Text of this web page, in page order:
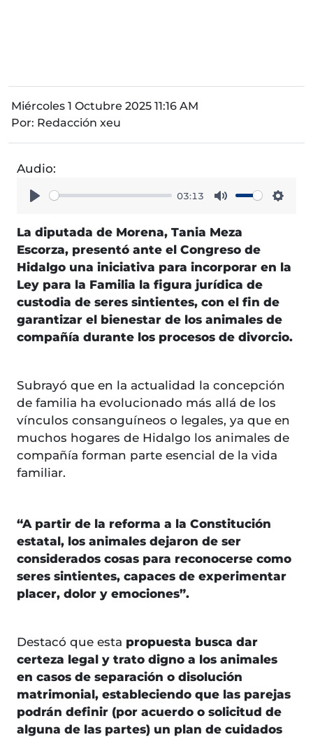
Miércoles 1 Octubre 2025 11:16 AM
Por: Redacción xeu
Audio:
03:13
La diputada de Morena, Tania Meza
Escorza, presentó ante el Congreso de
Hidalgo una iniciativa para incorporar en la
Ley para la Familia la figura jurídica de
custodia de seres sintientes, con el fin de
garantizar el bienestar de los animales de
compañía durante los procesos de divorcio.
Subrayó que en la actualidad la concepción
de familia ha evolucionado más allá de los
vínculos consanguíneos o legales, ya que en
muchos hogares de Hidalgo los animales de
compañía forman parte esencial de la vida
familiar.
“A partir de la reforma a la Constitución
estatal, los animales dejaron de ser
considerados cosas para reconocerse como
seres sintientes, capaces de experimentar
placer, dolor y emociones”.
Destacó que esta propuesta busca dar
certeza legal y trato digno a los animales
en casos de separación o disolución
matrimonial, estableciendo que las parejas
podrán definir (por acuerdo o solicitud de
alguna de las partes) un plan de cuidados